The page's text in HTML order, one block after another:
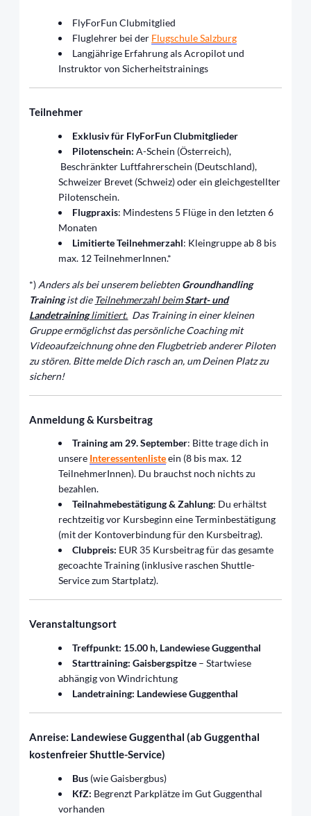
FlyForFun Clubmitglied
Fluglehrer bei der Flugschule Salzburg
Langjährige Erfahrung als Acropilot und
Instruktor von Sicherheitstrainings
Teilnehmer
Exklusiv für FlyForFun Clubmitglieder
Pilotenschein:A-Schein (Österreich),
Beschränkter Luftfahrerschein (Deutschland),
Schweizer Brevet (Schweiz) oder ein gleichgestellter
Pilotenschein.
Flugpraxis: Mindestens 5 Flüge in den letzten 6
Monaten
Limitierte Teilnehmerzahl: Kleingruppe ab 8 bis
max. 12 TeilnehmerInnen.*
*) Anders als bei unserem beliebtenGroundhandling
Trainingist die Teilnehmerzahl beimStart- und
Landetraininglimitiert. Das Training in einer kleinen
Gruppe ermöglichst das persönliche Coaching mit
Videoaufzeichnung ohne den Flugbetrieb anderer Piloten
zu stören. Bitte melde Dich rasch an, um Deinen Platz zu
sichern!
Anmeldung & Kursbeitrag
Training am 29. September: Bitte trage dich in
unsere Interessentenliste ein (8 bis max. 12
TeilnehmerInnen). Du brauchst noch nichts zu
bezahlen.
Teilnahmebestätigung & Zahlung: Du erhältst
rechtzeitig vor Kursbeginn eine Terminbestätigung
(mit der Kontoverbindung für den Kursbeitrag).
Clubpreis: EUR 35 Kursbeitrag für das gesamte
gecoachte Training (inklusive raschen Shuttle-
Service zum Startplatz).
Veranstaltungsort
Treffpunkt: 15.00 h, Landewiese Guggenthal
Starttraining: Gaisbergspitze – Startwiese
abhängig von Windrichtung
Landetraining: Landewiese Guggenthal
Anreise: Landewiese Guggenthal(ab Guggenthal
kostenfreier Shuttle-Service)
Bus (wie Gaisbergbus)
KfZ: Begrenzt Parkplätze im Gut Guggenthal
vorhanden